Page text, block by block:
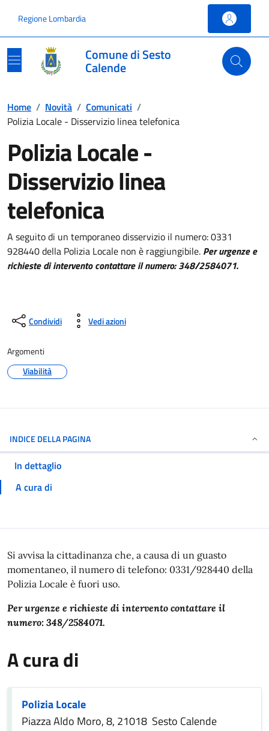
Regione Lombardia
Comune di Sesto
Calende
Home / Novità / Comunicati /
Polizia Locale - Disservizio linea telefonica
Polizia Locale -
Disservizio linea
telefonica
A seguito di un temporaneo disservizio il numero: 0331
928440 della Polizia Locale non è raggiungibile. Per urgenze e
richieste di intervento contattare il numero: 348/2584071.
Condividi Vedi azioni
Argomenti
Viabilità
INDICE DELLA PAGINA
In dettaglio
A cura di
In dettaglio
Si avvisa la cittadinanza che, a causa di un guasto
momentaneo, il numero di telefono: 0331/928440 della
Polizia Locale è fuori uso.
Per urgenze e richieste di intervento contattare il
numero: 348/2584071.
A cura di
Polizia Locale
Piazza Aldo Moro, 8, 21018 Sesto Calende